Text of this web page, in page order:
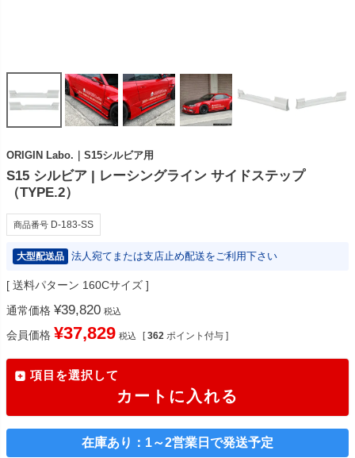
ORIGIN Labo.｜S15シルビア用
S15 シルビア | レーシングライン サイドステップ
（TYPE.2）
商品番号 D-183-SS
大型配送品 法人宛てまたは支店止め配送をご利用下さい
送料パターン 160Cサイズ
通常価格 ¥39,820 税込
会員価格 ¥37,829 税込 [ 362 ポイント付与 ]
項目を選択して
カートに入れる
在庫あり：1～2営業日で発送予定